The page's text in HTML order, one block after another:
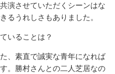
演させていただくシーンはな
るうれしさもありました。
いることは？
、素直で誠実な青年になれば
。勝村さんとの二人芝居なの